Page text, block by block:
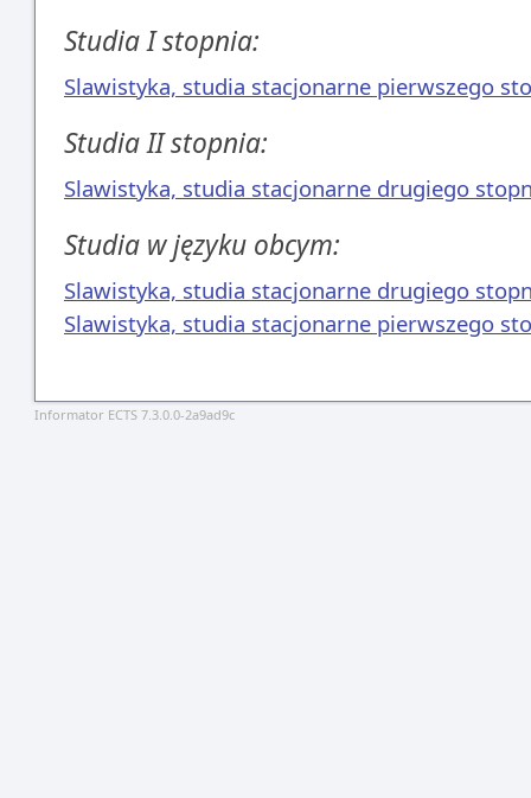
Studia I stopnia:
Slawistyka, studia stacjonarne pierwszego
Studia II stopnia:
Slawistyka, studia stacjonarne drugiego
Studia w języku obcym:
Slawistyka, studia stacjonarne drugiego
Slawistyka, studia stacjonarne pierwszego
Informator ECTS 7.3.0.0-2a9ad9c